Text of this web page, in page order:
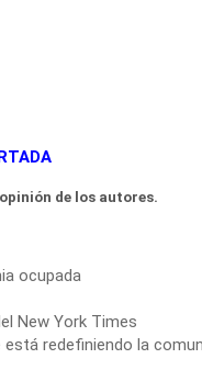
de los autores.
ocupada
New York Times
redefiniendo la